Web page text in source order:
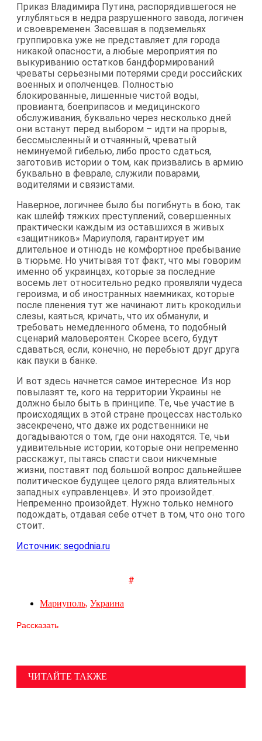
Приказ Владимира Путина, распорядившегося не
углубляться в недра разрушенного завода, логичен
и своевременен. Засевшая в подземельях
группировка уже не представляет для города
никакой опасности, а любые мероприятия по
выкуриванию остатков бандформирований
чреваты серьезными потерями среди российских
военных и ополченцев. Полностью
блокированные, лишенные чистой воды,
провианта, боеприпасов и медицинского
обслуживания, буквально через несколько дней
они встанут перед выбором – идти на прорыв,
бессмысленный и отчаянный, чреватый
неминуемой гибелью, либо просто сдаться,
заготовив истории о том, как призвались в армию
буквально в феврале, служили поварами,
водителями и связистами.
Наверное, логичнее было бы погибнуть в бою, так
как шлейф тяжких преступлений, совершенных
практически каждым из оставшихся в живых
«защитников» Мариуполя, гарантирует им
длительное и отнюдь не комфортное пребывание
в тюрьме. Но учитывая тот факт, что мы говорим
именно об украинцах, которые за последние
восемь лет относительно редко проявляли чудеса
героизма, и об иностранных наемниках, которые
после пленения тут же начинают лить крокодильи
слезы, каяться, кричать, что их обманули, и
требовать немедленного обмена, то подобный
сценарий маловероятен. Скорее всего, будут
сдаваться, если, конечно, не перебьют друг друга
как пауки в банке.
И вот здесь начнется самое интересное. Из нор
повылазят те, кого на территории Украины не
должно было быть в принципе. Те, чье участие в
происходящих в этой стране процессах настолько
засекречено, что даже их родственники не
догадываются о том, где они находятся. Те, чьи
удивительные истории, которые они непременно
расскажут, пытаясь спасти свои никчемные
жизни, поставят под большой вопрос дальнейшее
политическое будущее целого ряда влиятельных
западных «управленцев». И это произойдет.
Непременно произойдет. Нужно только немного
подождать, отдавая себе отчет в том, что оно того
стоит.
Источник: segodnia.ru
#
Мариуполь, Украина
Рассказать
ЧИТАЙТЕ ТАКЖЕ